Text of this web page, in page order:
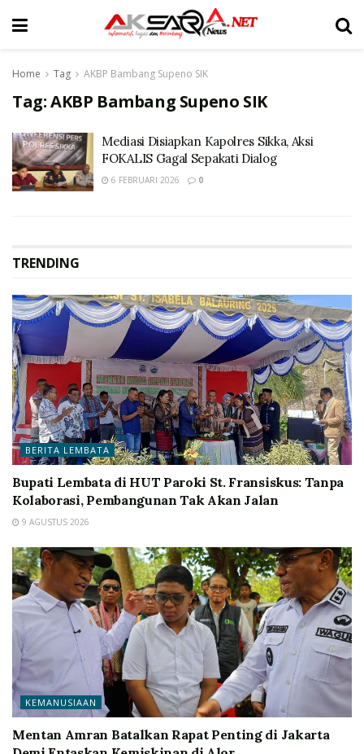
Home Tag AKBP Bambang Supeno SIK
Tag:AKBP Bambang Supeno SIK
Mediasi Disiapkan Kapolres Sikka, Aksi
FOKALIS Gagal Sepakati Dialog
6 FEBRUARI 2026 0
TRENDING
BERITA LEMBATA
Bupati Lembata di HUT Paroki St. Fransiskus: Tanpa
Kolaborasi, Pembangunan Tak Akan Jalan
9 AGUSTUS 2026
KEMANUSIAAN
Mentan Amran Batalkan Rapat Penting di Jakarta